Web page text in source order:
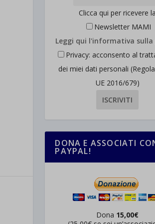
Clicca qui per ricevere la
Newsletter MAMI
Leggi qui l'informativa sulla
Privacy: acconsento al
dei miei dati personali
UE 2016/679)
DONA E ASSOCIATI
PAYPAL!
Dona 15,00€